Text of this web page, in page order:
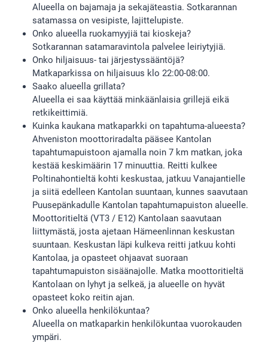
Alueella on bajamaja ja sekajäteastia. Sotkarannan
satamassa on vesipiste, lajittelupiste.
Onko alueella ruokamyyjiä tai kioskeja?
Sotkarannan satamaravintola palvelee leiriytyjiä.
Onko hiljaisuus- tai järjestyssääntöjä?
Matkaparkissa on hiljaisuus klo 22:00-08:00.
Saako alueella grillata?
Alueella ei saa käyttää minkäänlaisia grillejä eikä
retkikeittimiä.
Kuinka kaukana matkaparkki on tapahtuma-alueesta?
Ahveniston moottoriradalta pääsee Kantolan
tapahtumapuistoon ajamalla noin 7 km matkan, joka
kestää keskimäärin 17 minuuttia. Reitti kulkee
Poltinahontieltä kohti keskustaa, jatkuu Vanajantielle
ja siitä edelleen Kantolan suuntaan, kunnes saavutaan
Puusepänkadulle Kantolan tapahtumapuiston alueelle.
Moottoritieltä (VT3 / E12) Kantolaan saavutaan
liittymästä, josta ajetaan Hämeenlinnan keskustan
suuntaan. Keskustan läpi kulkeva reitti jatkuu kohti
Kantolaa, ja opasteet ohjaavat suoraan
tapahtumapuiston sisäänajolle. Matka moottoritieltä
Kantolaan on lyhyt ja selkeä, ja alueelle on hyvät
opasteet koko reitin ajan.
Onko alueella henkilökuntaa?
Alueella on matkaparkin henkilökuntaa vuorokauden
ympäri.